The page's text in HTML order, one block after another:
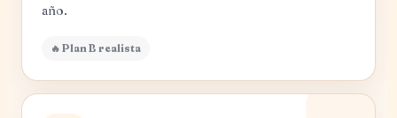
año.
🔥 Plan B realista